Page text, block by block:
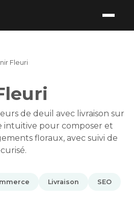
Fleuri
de deuil avec livraison sur
intuitive pour composer et
floraux, avec suivi de
Livraison SEO